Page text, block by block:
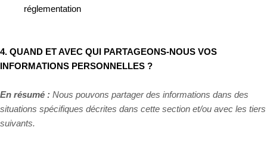
réglementation
4. QUAND ET AVEC QUI PARTAGEONS-NOUS VOS
INFORMATIONS PERSONNELLES ?
En résumé : Nous pouvons partager des informations dans des
situations spécifiques décrites dans cette section et/ou avec les tiers
suivants.